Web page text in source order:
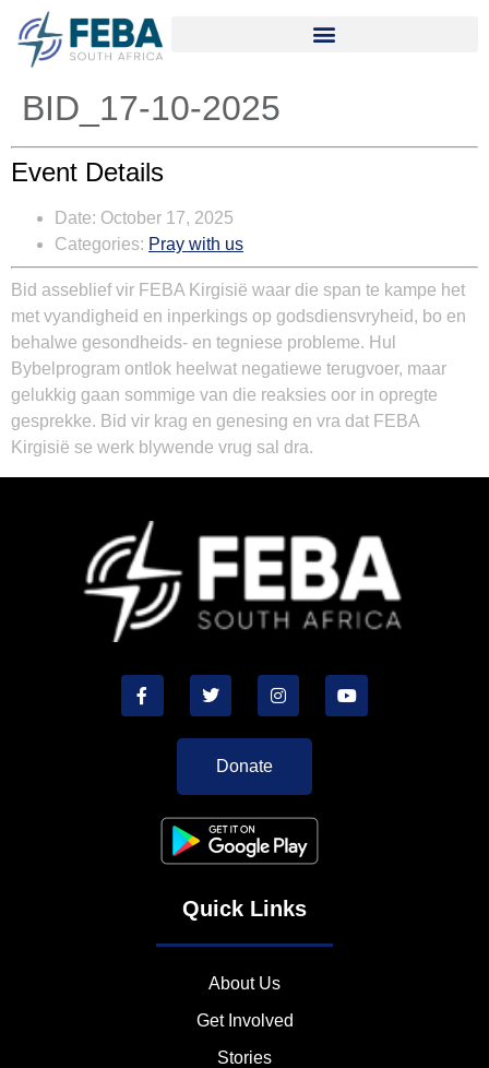
BID_17-10-2025
Event Details
Date: October 17, 2025
Categories: Pray with us
Bid asseblief vir FEBA Kirgisië waar die span te kampe het
met vyandigheid en inperkings op godsdiensvryheid, bo en
behalwe gesondheids- en tegniese probleme. Hul
Bybelprogram ontlok heelwat negatiewe terugvoer, maar
gelukkig gaan sommige van die reaksies oor in opregte
gesprekke. Bid vir krag en genesing en vra dat FEBA
Kirgisië se werk blywende vrug sal dra.
Donate
Quick Links
About Us
Get Involved
Stories